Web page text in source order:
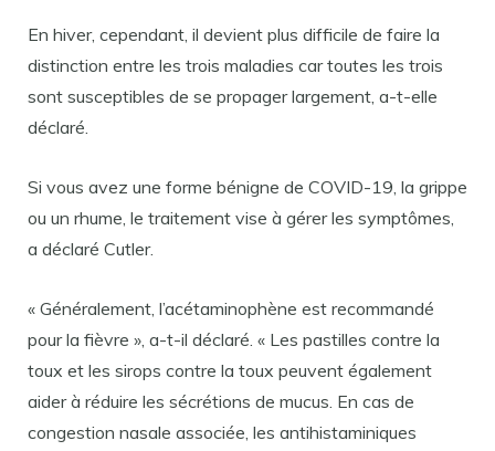
En hiver, cependant, il devient plus difficile de faire la
distinction entre les trois maladies car toutes les trois
sont susceptibles de se propager largement, a-t-elle
déclaré.
Si vous avez une forme bénigne de COVID-19, la grippe
ou un rhume, le traitement vise à gérer les symptômes,
a déclaré Cutler.
« Généralement, l’acétaminophène est recommandé
pour la fièvre », a-t-il déclaré. « Les pastilles contre la
toux et les sirops contre la toux peuvent également
aider à réduire les sécrétions de mucus. En cas de
congestion nasale associée, les antihistaminiques